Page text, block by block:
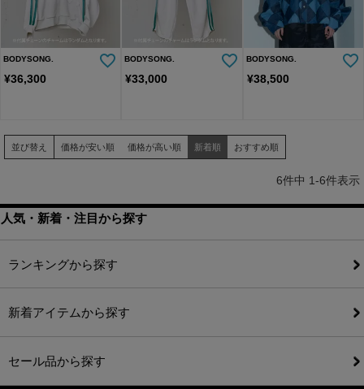
BODYSONG.
¥36,300
BODYSONG.
¥33,000
BODYSONG.
¥38,500
並び替え 価格が安い順 価格が高い順 新着順 おすすめ順
6件中 1-6件表示
人気・新着・注目から探す
ランキングから探す
新着アイテムから探す
セール品から探す